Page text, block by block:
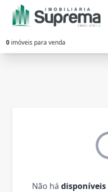
0 imóveis para venda
Não há disponíveis